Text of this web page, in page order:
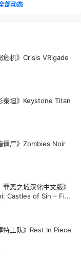
部动态
危机》Crisis VRigade
泰坦》Keystone Titan
僵尸》Zombies Noir
罪恶之城汉化中文版》
Castles of Sin – Fina
特工队》Rest In Piece